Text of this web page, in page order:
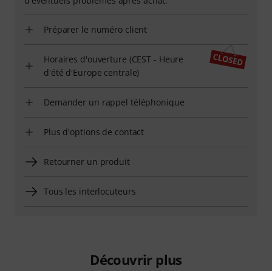
Préparer le numéro client
Horaires d'ouverture (CEST - Heure
d'été d'Europe centrale)
Demander un rappel téléphonique
Plus d'options de contact
Retourner un produit
Tous les interlocuteurs
Découvrir plus